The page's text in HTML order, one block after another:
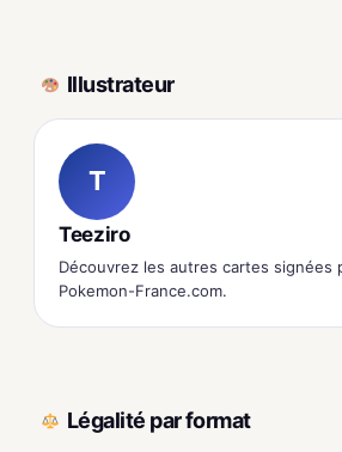
Illustrateur
T
Teeziro
Découvrez les autres cartes signées
Pokemon-France.com.
Légalité par format